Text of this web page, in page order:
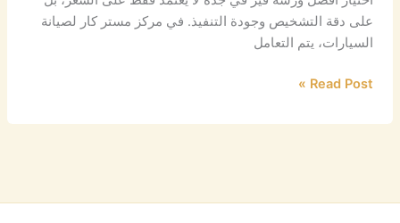
على دقة التشخيص وجودة التنفيذ. في مركز مستر كار لصيانة
السيارات، يتم التعامل
Read Post »